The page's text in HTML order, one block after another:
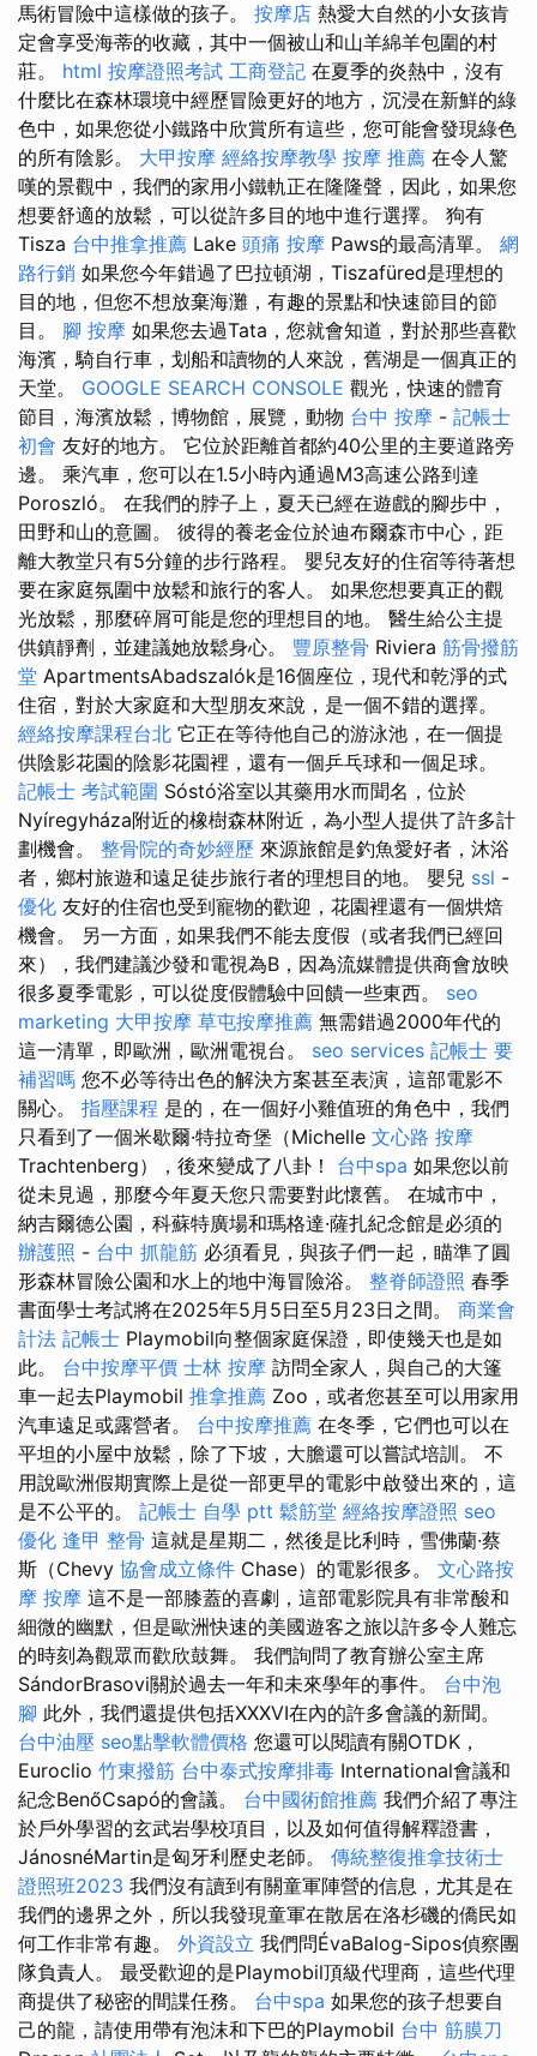
馬術冒險中這樣做的孩子。 按摩店 熱愛大自然的小女孩肯
定會享受海蒂的收藏，其中一個被山和山羊綿羊包圍的村
莊。 html 按摩證照考試 工商登記 在夏季的炎熱中，沒有
什麼比在森林環境中經歷冒險更好的地方，沉浸在新鮮的綠
色中，如果您從小鐵路中欣賞所有這些，您可能會發現綠色
的所有陰影。 大甲按摩 經絡按摩教學 按摩 推薦 在令人驚
嘆的景觀中，我們的家用小鐵軌正在隆隆聲，因此，如果您
想要舒適的放鬆，可以從許多目的地中進行選擇。 狗有
Tisza 台中推拿推薦 Lake 頭痛 按摩 Paws的最高清單。 網
路行銷 如果您今年錯過了巴拉頓湖，Tiszafüred是理想的
目的地，但您不想放棄海灘，有趣的景點和快速節目的節
目。 腳 按摩 如果您去過Tata，您就會知道，對於那些喜歡
海濱，騎自行車，划船和讀物的人來說，舊湖是一個真正的
天堂。 GOOGLE SEARCH CONSOLE 觀光，快速的體育
節目，海濱放鬆，博物館，展覽，動物 台中 按摩 - 記帳士
初會 友好的地方。 它位於距離首都約40公里的主要道路旁
邊。 乘汽車，您可以在1.5小時內通過M3高速公路到達
Poroszló。 在我們的脖子上，夏天已經在遊戲的腳步中，
田野和山的意圖。 彼得的養老金位於迪布爾森市中心，距
離大教堂只有5分鐘的步行路程。 嬰兒友好的住宿等待著想
要在家庭氛圍中放鬆和旅行的客人。 如果您想要真正的觀
光放鬆，那麼碎屑可能是您的理想目的地。 醫生給公主提
供鎮靜劑，並建議她放鬆身心。 豐原整骨 Riviera 筋骨撥筋
堂 ApartmentsAbadszalók是16個座位，現代和乾淨的式
住宿，對於大家庭和大型朋友來說，是一個不錯的選擇。
經絡按摩課程台北 它正在等待他自己的游泳池，在一個提
供陰影花園的陰影花園裡，還有一個乒乓球和一個足球。
記帳士 考試範圍 Sóstó浴室以其藥用水而聞名，位於
Nyíregyháza附近的橡樹森林附近，為小型人提供了許多計
劃機會。 整骨院的奇妙經歷 來源旅館是釣魚愛好者，沐浴
者，鄉村旅遊和遠足徒步旅行者的理想目的地。 嬰兒 ssl -
優化 友好的住宿也受到寵物的歡迎，花園裡還有一個烘焙
機會。 另一方面，如果我們不能去度假（或者我們已經回
來），我們建議沙發和電視為B，因為流媒體提供商會放映
很多夏季電影，可以從度假體驗中回饋一些東西。 seo
marketing 大甲按摩 草屯按摩推薦 無需錯過2000年代的
這一清單，即歐洲，歐洲電視台。 seo services 記帳士 要
補習嗎 您不必等待出色的解決方案甚至表演，這部電影不
關心。 指壓課程 是的，在一個好小雞值班的角色中，我們
只看到了一個米歇爾·特拉奇堡（Michelle 文心路 按摩
Trachtenberg），後來變成了八卦！ 台中spa 如果您以前
從未見過，那麼今年夏天您只需要對此懷舊。 在城市中，
納吉爾德公園，科蘇特廣場和瑪格達·薩扎紀念館是必須的
辦護照 - 台中 抓龍筋 必須看見，與孩子們一起，瞄準了圓
形森林冒險公園和水上的地中海冒險浴。 整脊師證照 春季
書面學士考試將在2025年5月5日至5月23日之間。 商業會
計法 記帳士 Playmobil向整個家庭保證，即使幾天也是如
此。 台中按摩平價 士林 按摩 訪問全家人，與自己的大篷
車一起去Playmobil 推拿推薦 Zoo，或者您甚至可以用家用
汽車遠足或露營者。 台中按摩推薦 在冬季，它們也可以在
平坦的小屋中放鬆，除了下坡，大膽還可以嘗試培訓。 不
用說歐洲假期實際上是從一部更早的電影中啟發出來的，這
是不公平的。 記帳士 自學 ptt 鬆筋堂 經絡按摩證照 seo
優化 逢甲 整骨 這就是星期二，然後是比利時，雪佛蘭·蔡
斯（Chevy 協會成立條件 Chase）的電影很多。 文心路按
摩 按摩 這不是一部膝蓋的喜劇，這部電影院具有非常酸和
細微的幽默，但是歐洲快速的美國遊客之旅以許多令人難忘
的時刻為觀眾而歡欣鼓舞。 我們詢問了教育辦公室主席
SándorBrasovi關於過去一年和未來學年的事件。 台中泡
腳 此外，我們還提供包括XXXVI在內的許多會議的新聞。
台中油壓 seo點擊軟體價格 您還可以閱讀有關OTDK，
Euroclio 竹東撥筋 台中泰式按摩排毒 International會議和
紀念BenőCsapó的會議。 台中國術館推薦 我們介紹了專注
於戶外學習的玄武岩學校項目，以及如何值得解釋證書，
JánosnéMartin是匈牙利歷史老師。 傳統整復推拿技術士
證照班2023 我們沒有讀到有關童軍陣營的信息，尤其是在
我們的邊界之外，所以我發現童軍在散居在洛杉磯的僑民如
何工作非常有趣。 外資設立 我們問ÉvaBalog-Sipos偵察團
隊負責人。 最受歡迎的是Playmobil頂級代理商，這些代理
商提供了秘密的間諜任務。 台中spa 如果您的孩子想要自
己的龍，請使用帶有泡沫和下巴的Playmobil 台中 筋膜刀